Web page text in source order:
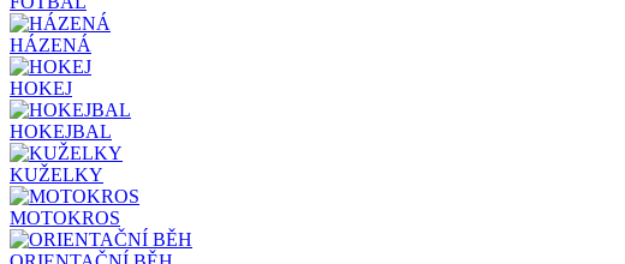
HÁZENÁ
HOKEJ
HOKEJBAL
KUŽELKY
MOTOKROS